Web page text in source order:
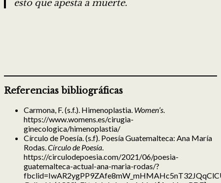
esto que apesta a muerte.
Referencias bibliográficas
Carmona, F. (s.f.). Himenoplastia. Women’s
https://www.womens.es/cirugia-
ginecologica/himenoplastia/
Círculo de Poesía. (s.f). Poesía Guatemalteca: Ana María
Rodas. Círculo de Poesía
https://circulodepoesia.com/2021/06/poesia-
guatemalteca-actual-ana-maria-rodas/?